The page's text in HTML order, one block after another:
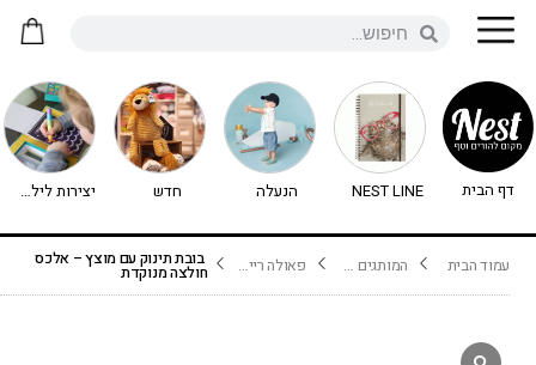
דף הבית NEST LINE הנעלה חדש יצירות לילדים - יצירה לילדים
עמוד הבית המותגים שלנו פאולה ריינה Paola Reina בובת תינוק עם מוצץ – אלכס
חולצה מנוקדת